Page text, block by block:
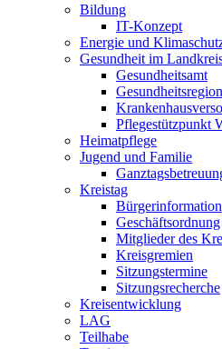
Bildung
IT-Konzept
Energie und
Gesundheit im
Gesundheitsamt
Pflegestützpunkt
Heimatpflege
Jugend und Familie
Kreistag
Bürgerinformation
Geschäftsordnung
Mitglieder des
Kreisgremien
Sitzungstermine
Sitzungsrecherche
Kreisentwicklung
LAG
Teilhabe